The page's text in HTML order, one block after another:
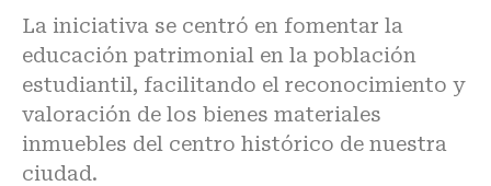
La iniciativa se centró en fomentar la
educación patrimonial en la población
estudiantil, facilitando el reconocimiento y
valoración de los bienes materiales
inmuebles del centro histórico de nuestra
ciudad.